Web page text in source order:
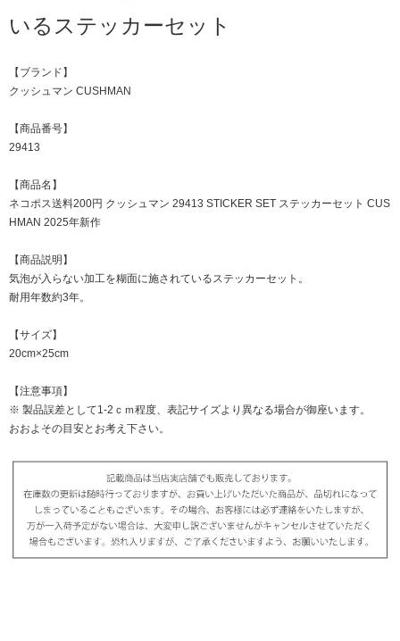
いるステッカーセット
【ブランド】
クッシュマン CUSHMAN
【商品番号】
29413
【商品名】
ネコポス送料200円 クッシュマン 29413 STICKER SET ステッカーセット CUS
HMAN 2025年新作
【商品説明】
気泡が入らない加工を糊面に施されているステッカーセット。
耐用年数約3年。
【サイズ】
20cm×25cm
【注意事項】
※ 製品誤差として1-2ｃｍ程度、表記サイズより異なる場合が御座います。
おおよその目安とお考え下さい。